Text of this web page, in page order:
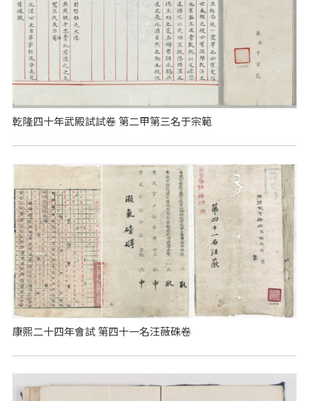
乾隆四十年武殿試試卷 第二甲第三名于宗範
康熙二十四年會試 第四十一名汪薇硃卷